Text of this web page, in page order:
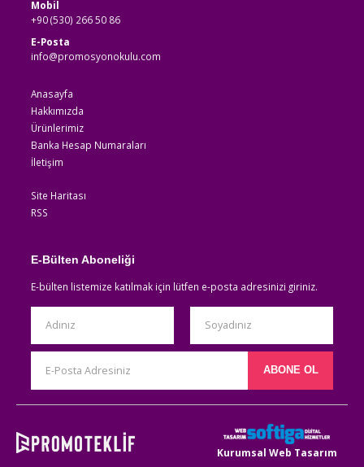
Mobil
+90 (530) 266 50 86
E-Posta
info@promosyonokulu.com
Anasayfa
Hakkımızda
Ürünlerimiz
Banka Hesap Numaraları
İletişim
Site Haritası
RSS
E-Bülten Aboneliği
E-bülten listemize katılmak için lütfen e-posta adresinizi giriniz.
Kurumsal Web Tasarım